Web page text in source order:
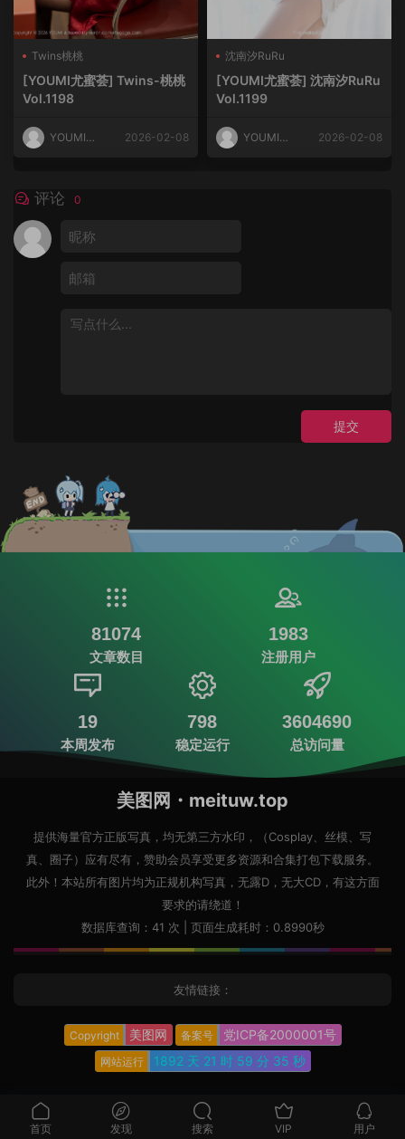
Twins桃桃
[YOUMI尤蜜荟] Twins-桃桃
Vol.1198
YOUMI尤
2026-02-08
沈南汐RuRu
[YOUMI尤蜜荟] 沈南汐RuRu
Vol.1199
YOUMI尤
2026-02-08
评论 0
提交
81074
文章数目
1983
注册用户
19
本周发布
798
稳定运行
3604690
总访问量
美图网・meituw.top
提供海量官方正版写真，均无第三方水印，（Cosplay、丝模、写
真、圈子）应有尽有，赞助会员享受更多资源和合集打包下载服务。
此外！本站所有图片均为正规机构写真，无露D，无大CD，有这方面
要求的请绕道！
数据库查询：41 次 | 页面生成耗时：0.8990秒
友情链接：
Copyright 美图网 备案号 党ICP备2000001号
网站运行 1892 天 21 时 59 分 36 秒
首页 发现 搜索 VIP 用户